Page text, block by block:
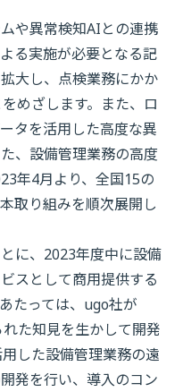
や異常検知AIとの連携
る実施が必要となる記
大し、点検業務にかか
めざします。また、ロ
タを活用した高度な異
、設備管理業務の高度
年4月より、全国15の
取り組みを順次展開し
に、2023年度中に設備
スとして商用提供する
たっては、ugo社が
た知見を生かして開発
した設備管理業務の遠
発を行い、導入のコン